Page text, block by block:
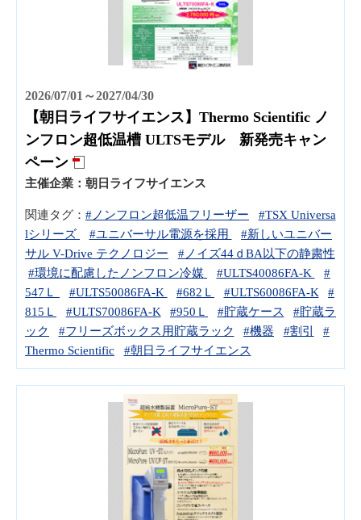
2026/07/01～2027/04/30
【朝日ライフサイエンス】Thermo Scientific ノ
ンフロン超低温槽 ULTSモデル 新発売キャン
ペーン
主催企業： 朝日ライフサイエンス
関連タグ： #ノンフロン超低温フリーザー
#TSX Universa
lシリーズ
#ユニバーサル電源を採用
#新しいユニバー
サル V-Drive テクノロジー
#ノイズ44ｄBA以下の静粛性
#環境に配慮したノンフロン冷媒
#ULTS40086FA-K
#
547Ｌ
#ULTS50086FA-K #682Ｌ #ULTS60086FA-K
#
815Ｌ
#ULTS70086FA-K #950Ｌ #貯蔵ケース
#貯蔵ラ
ック
#フリーズボックス用貯蔵ラック #機器 #割引
#
Thermo Scientific
#朝日ライフサイエンス